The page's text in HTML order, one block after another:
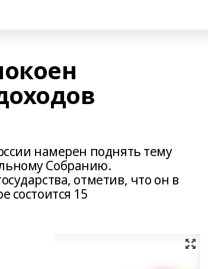
намерен поднять тему
Собранию.
отметив, что он в
состоится 15